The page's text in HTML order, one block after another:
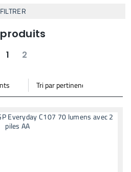
FILTRER
produits
1 2
Trier
par